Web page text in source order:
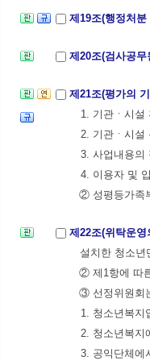
제19조(행정처
제20조(검사공
제21조(평가의
1. 기관ㆍ시설
2. 기관ㆍ시설
3. 사업내용의
4. 이용자 및
② 성평등가족
제22조(위탁운
설치한 청소년
② 제1항에 따
③ 선정위원회
1. 청소년복지
2. 청소년복지
3. 공익단체에